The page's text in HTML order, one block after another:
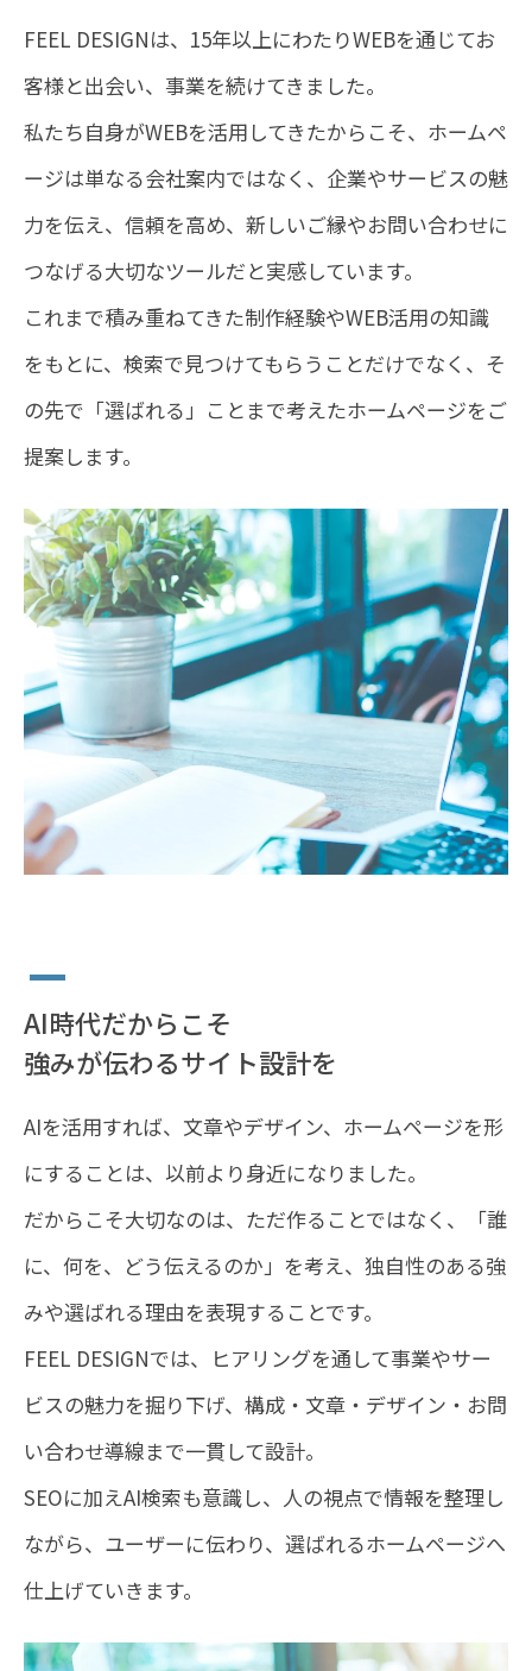
FEEL DESIGNは、15年以上にわたりWEBを通じてお
客様と出会い、事業を続けてきました。
私たち自身がWEBを活用してきたからこそ、ホームペ
ージは単なる会社案内ではなく、企業やサービスの魅
力を伝え、信頼を高め、新しいご縁やお問い合わせに
つなげる大切なツールだと実感しています。
これまで積み重ねてきた制作経験やWEB活用の知識
をもとに、検索で見つけてもらうことだけでなく、そ
の先で「選ばれる」ことまで考えたホームページをご
提案します。
AI時代だからこそ
強みが伝わるサイト設計を
AIを活用すれば、文章やデザイン、ホームページを形
にすることは、以前より身近になりました。
だからこそ大切なのは、ただ作ることではなく、「誰
に、何を、どう伝えるのか」を考え、独自性のある強
みや選ばれる理由を表現することです。
FEEL DESIGNでは、ヒアリングを通して事業やサー
ビスの魅力を掘り下げ、構成・文章・デザイン・お問
い合わせ導線まで一貫して設計。
SEOに加えAI検索も意識し、人の視点で情報を整理し
ながら、ユーザーに伝わり、選ばれるホームページへ
仕上げていきます。